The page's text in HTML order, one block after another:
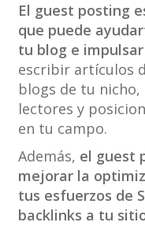
El guest posting
que puede
tu blog e
escribir artículos
blogs de tu
lectores y
en tu campo.
Además, el guest
mejorar la
tus esfuerzos de
backlinks a tu